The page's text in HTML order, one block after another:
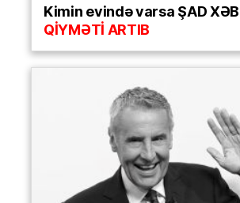
Kimin evində varsa ŞAD
QİYMƏTİ ARTIB